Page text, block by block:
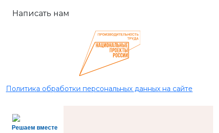
Написать нам
Политика обработки персональных данных на сайте
Решаем вместе